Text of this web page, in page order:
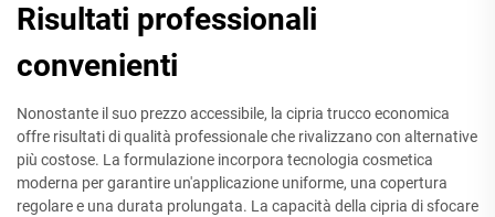
Risultati professionali
convenienti
Nonostante il suo prezzo accessibile, la cipria trucco economica
offre risultati di qualità professionale che rivalizzano con alternative
più costose. La formulazione incorpora tecnologia cosmetica
moderna per garantire un'applicazione uniforme, una copertura
regolare e una durata prolungata. La capacità della cipria di sfocare